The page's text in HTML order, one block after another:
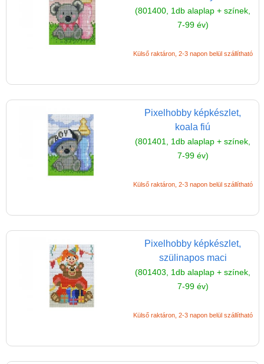
(801400, 1db alaplap + színek,
7-99 év)
Külső raktáron, 2-3 napon belül szállítható
Pixelhobby képkészlet,
koala fiú
(801401, 1db alaplap + színek,
7-99 év)
Külső raktáron, 2-3 napon belül szállítható
Pixelhobby képkészlet,
szülinapos maci
(801403, 1db alaplap + színek,
7-99 év)
Külső raktáron, 2-3 napon belül szállítható
Pixel kulcstartó
Pixel XL
(1db6x6cm+12db
Pixel mosaic kocka
(3db6x6cm)
Komplett Pixel mosaic
Egyedi Pixel mosaic
Több alaplapos
pixelképek
Pixelhobby csipesz
Pixelhobby
Pixelhobby ötletfüzetek